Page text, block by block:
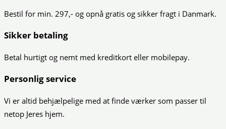
Bestil for min. 297,- og opnå gratis og sikker fragt i Danmark.
Sikker betaling
Betal hurtigt og nemt med kreditkort eller mobilepay.
Personlig service
Vi er altid behjælpelige med at finde værker som passer til
netop Jeres hjem.